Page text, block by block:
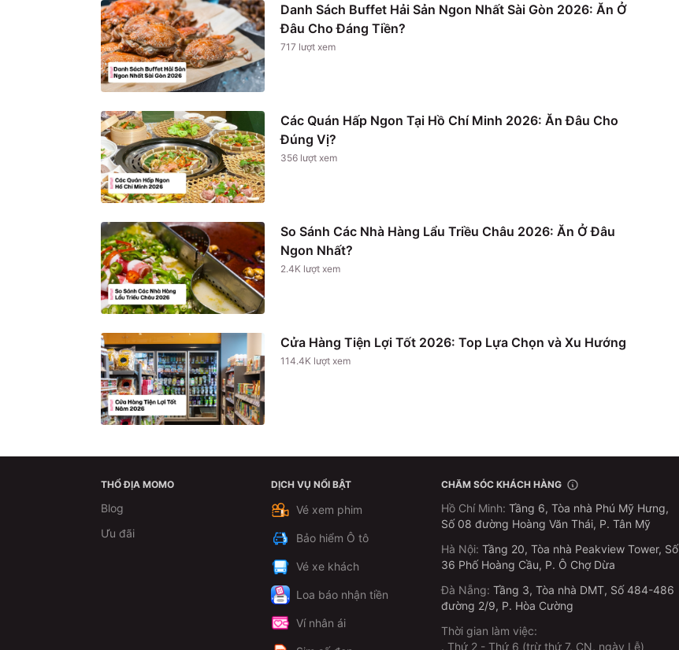
Danh Sách Buffet Hải Sản Ngon Nhất Sài Gòn 2026: Ăn Ở
Đâu Cho Đáng Tiền?
717 lượt xem
Các Quán Hấp Ngon Tại Hồ Chí Minh 2026: Ăn Đâu Cho
Đúng Vị?
356 lượt xem
So Sánh Các Nhà Hàng Lẩu Triều Châu 2026: Ăn Ở Đâu
Ngon Nhất?
2.4K lượt xem
Cửa Hàng Tiện Lợi Tốt 2026: Top Lựa Chọn và Xu Hướng
114.4K lượt xem
THỔ ĐỊA MOMO
Blog
Ưu đãi
DỊCH VỤ NỔI BẬT
Vé xem phim
Bảo hiểm Ô tô
Vé xe khách
Loa báo nhận tiền
Ví nhân ái
CHĂM SÓC KHÁCH HÀNG
Hồ Chí Minh: Tầng 6, Tòa nhà Phú Mỹ Hưng,
Số 08 đường Hoàng Văn Thái, P. Tân Mỹ
Hà Nội: Tầng 20, Tòa nhà Peakview Tower, Số
36 Phố Hoàng Cầu, P. Ô Chợ Dừa
Đà Nẵng: Tầng 3, Tòa nhà DMT, Số 484-486
đường 2/9, P. Hòa Cường
Thời gian làm việc:
. Thứ 2 - Thứ 6 (trừ thứ 7, CN, ngày Lễ)